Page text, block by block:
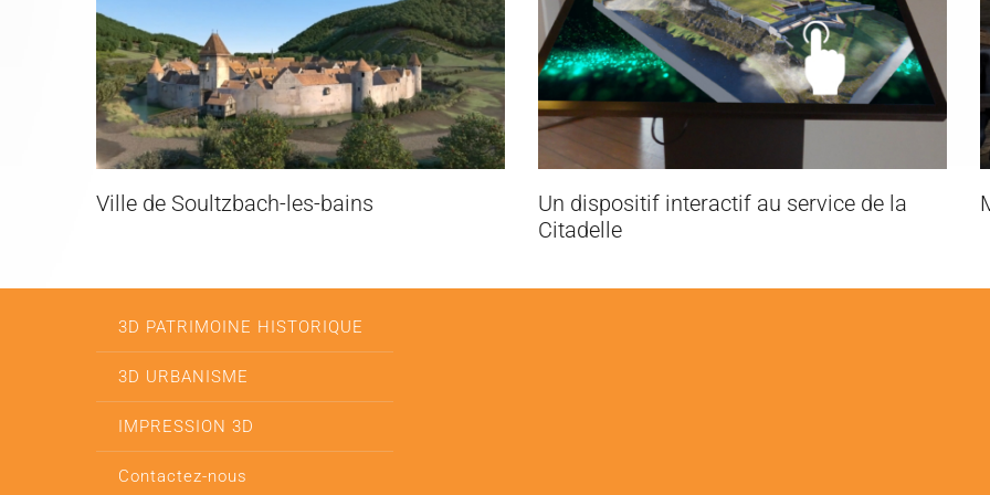
Un dispositif interactif au service de la
Moulin à farine citadelle de Besançon
3D PATRIMOINE HISTORIQUE
3D URBANISME
IMPRESSION 3D
Contactez-nous